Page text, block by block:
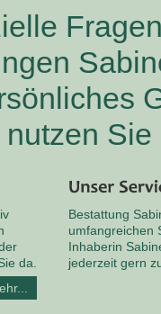
nutzen
da.
Bestattung
umfangreichen
Inhaberin
jederzeit gern